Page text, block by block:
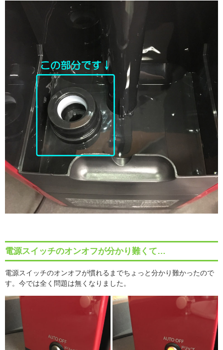
電源スイッチのオンオフが分かり難くて…
電源スイッチのオンオフが慣れるまでちょっと分かり難かったので
す。今では全く問題は無くなりました。